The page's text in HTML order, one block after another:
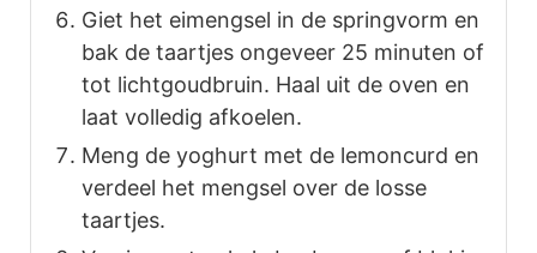
Giet het eimengsel in de springvorm en
bak de taartjes ongeveer 25 minuten of
tot lichtgoudbruin. Haal uit de oven en
laat volledig afkoelen.
Meng de yoghurt met de lemoncurd en
verdeel het mengsel over de losse
taartjes.